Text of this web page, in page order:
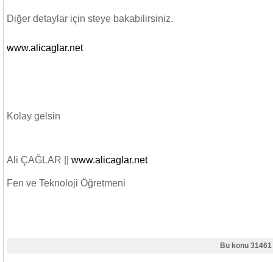
Diğer detaylar için steye bakabilirsiniz.
www.alicaglar.net
Kolay gelsin
Ali ÇAĞLAR || www.alicaglar.net
Fen ve Teknoloji Öğretmeni
Bu konu